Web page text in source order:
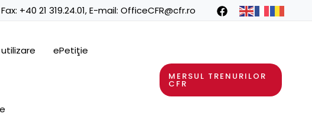
+40 21 319.24.01, E-mail: OfficeCFR@cfr.ro
ePetiţie
MERSUL TRENURILOR
CFR